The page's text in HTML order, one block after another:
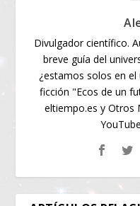
Divulgador científico.
breve guía del
¿estamos solos en el
ficción "Ecos de un
eltiempo.es y Otros